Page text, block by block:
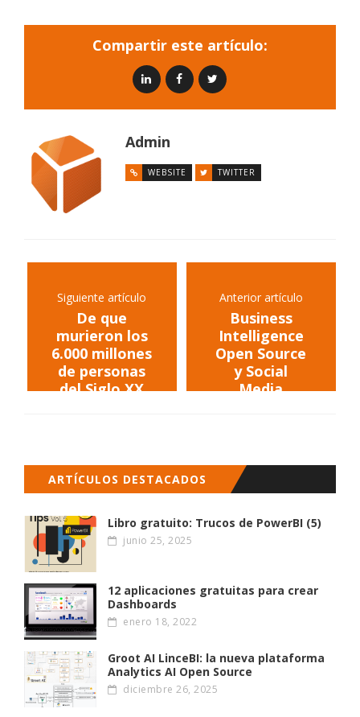
Compartir este artículo:
Admin
WEBSITE TWITTER
Siguiente artículo
De que
murieron los
6.000 millones
de personas
del Siglo XX
Anterior artículo
Business
Intelligence
Open Source
y Social
Media
ARTÍCULOS DESTACADOS
Libro gratuito: Trucos de PowerBI (5)
junio 25, 2025
12 aplicaciones gratuitas para crear
Dashboards
enero 18, 2022
Groot AI LinceBI: la nueva plataforma
Analytics AI Open Source
diciembre 26, 2025